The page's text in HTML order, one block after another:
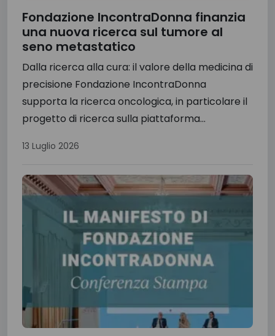
Fondazione IncontraDonna finanzia
una nuova ricerca sul tumore al
seno metastatico
Dalla ricerca alla cura: il valore della medicina di
precisione Fondazione IncontraDonna
supporta la ricerca oncologica, in particolare il
progetto di ricerca sulla piattaforma...
13 Luglio 2026